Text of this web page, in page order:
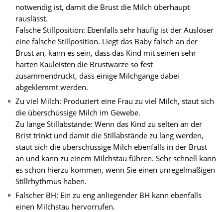
notwendig ist, damit die Brust die Milch überhaupt
rauslässt.
Falsche Stillposition: Ebenfalls sehr häufig ist der Auslöser
eine falsche Stillposition. Liegt das Baby falsch an der
Brust an, kann es sein, dass das Kind mit seinen sehr
harten Kauleisten die Brustwarze so fest
zusammendrückt, dass einige Milchgänge dabei
abgeklemmt werden.
Zu viel Milch: Produziert eine Frau zu viel Milch, staut sich
die überschüssige Milch im Gewebe.
Zu lange Stillabstände: Wenn das Kind zu selten an der
Brist trinkt und damit die Stillabstände zu lang werden,
staut sich die überschüssige Milch ebenfalls in der Brust
an und kann zu einem Milchstau führen. Sehr schnell kann
es schon hierzu kommen, wenn Sie einen unregelmäßigen
Stillrhythmus haben.
Falscher BH: Ein zu eng anliegender BH kann ebenfalls
einen Milchstau hervorrufen.